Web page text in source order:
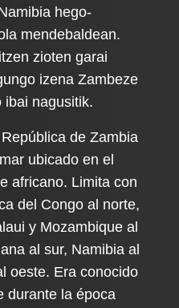
hego-
mendebaldean.
zioten garai
izena Zambeze
ibai nagusitik.
de Zambia
ubicado en el
africano. Limita con
del Congo al norte,
y Mozambique al
al sur, Namibia al
oeste. Era conocido
durante la época